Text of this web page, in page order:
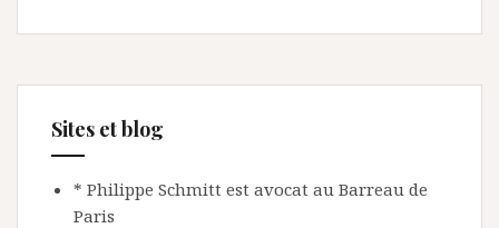
Sites et blog
* Philippe Schmitt est avocat au Barreau de
Paris